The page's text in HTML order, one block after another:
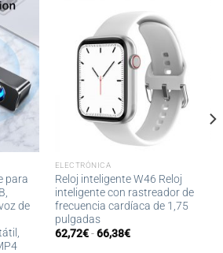
para
de
ELECTRÓNICA
Reloj inteligente W46 Reloj
inteligente con rastreador de
frecuencia cardíaca de 1,75
pulgadas
62,72€ - 66,38€Rango